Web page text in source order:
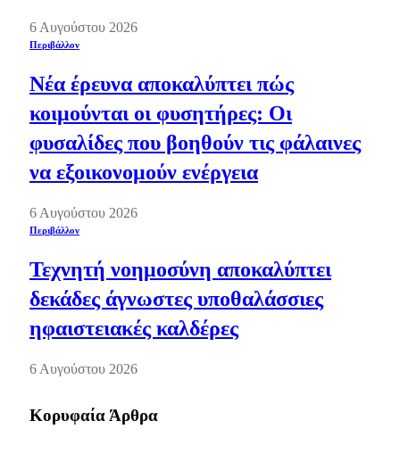
6 Αυγούστου 2026
Περιβάλλον
Νέα έρευνα αποκαλύπτει πώς
κοιμούνται οι φυσητήρες: Οι
φυσαλίδες που βοηθούν τις φάλαινες
να εξοικονομούν ενέργεια
6 Αυγούστου 2026
Περιβάλλον
Τεχνητή νοημοσύνη αποκαλύπτει
δεκάδες άγνωστες υποθαλάσσιες
ηφαιστειακές καλδέρες
6 Αυγούστου 2026
Κορυφαία Άρθρα